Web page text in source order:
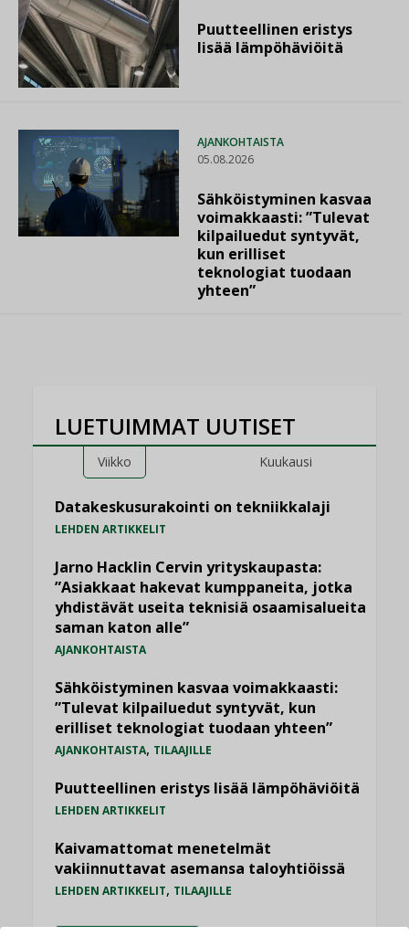
Puutteellinen eristys
lisää lämpöhäviöitä
AJANKOHTAISTA
05.08.2026
Sähköistyminen kasvaa
voimakkaasti: ”Tulevat
kilpailuedut syntyvät,
kun erilliset
teknologiat tuodaan
yhteen”
LUETUIMMAT UUTISET
Viikko Kuukausi
Datakeskusurakointi on tekniikkalaji
LEHDEN ARTIKKELIT
Jarno Hacklin Cervin yrityskaupasta:
”Asiakkaat hakevat kumppaneita, jotka
yhdistävät useita teknisiä osaamisalueita
saman katon alle”
AJANKOHTAISTA
Sähköistyminen kasvaa voimakkaasti:
”Tulevat kilpailuedut syntyvät, kun
erilliset teknologiat tuodaan yhteen”
AJANKOHTAISTA, TILAAJILLE
Puutteellinen eristys lisää lämpöhäviöitä
LEHDEN ARTIKKELIT
Kaivamattomat menetelmät
vakiinnuttavat asemansa taloyhtiöissä
LEHDEN ARTIKKELIT, TILAAJILLE